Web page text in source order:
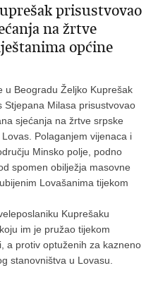
prisustvovao
na žrtve
općine
u Beogradu Željko Kuprešak
Stjepana Milasa prisustvovao
sjećanja na žrtve srpske
Polaganjem vijenaca i
Minsko polje, podno
spomen obilježja masovne
Lovašanima tijekom
Kuprešaku
im je pružao tijekom
a protiv optuženih za kazneno
stanovništva u Lovasu.